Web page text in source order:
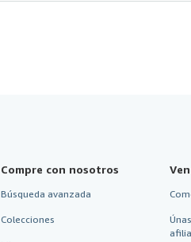
Compre con nosotros
Búsqueda avanzada
Colecciones